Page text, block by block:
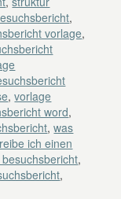
,
vorlage,
,vorlage
word,
,was
ich einen
,
,